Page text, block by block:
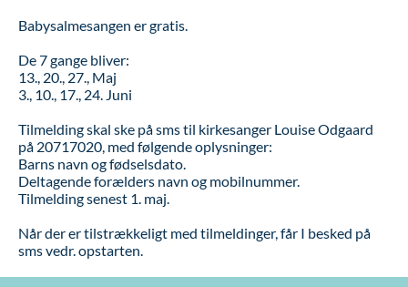
Babysalmesangen er gratis.
De 7 gange bliver:
13., 20., 27., Maj
3., 10., 17., 24. Juni
Tilmelding skal ske på sms til kirkesanger Louise Odgaard
på 20717020, med følgende oplysninger:
Barns navn og fødselsdato.
Deltagende forælders navn og mobilnummer.
Tilmelding senest 1. maj.
Når der er tilstrækkeligt med tilmeldinger, får I besked på
sms vedr. opstarten.